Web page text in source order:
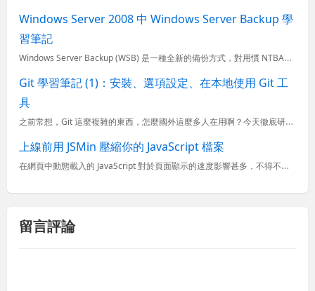
Windows Server 2008 中 Windows Server Backup 學
習筆記
Windows Server Backup (WSB) 是一種全新的備份方式，對用慣 NTBACKUP 的人來說，很難直接透過 MMC 操作介面就理解實際的運作方式，一定要認真看書或文章才能理解 Wi...
Git 學習筆記 (1)：安裝、選項設定、在本地使用 Git 工
具
之前常想，Git 這麼複雜的東西，怎麼國外這麼多人在用啊？今天徹底研究了一番之後發現，Git 真的比 SVN 強大太多，只是分散式版控機制確實跟自己以往熟悉的 SVN 或 TFS 差好多，用舊有的思維...
上線前用 JSMin 壓縮你的 JavaScript 檔案
在網頁中動態載入的 JavaScript 對於頁面顯示的速度影響甚多，不得不注意！ 尤其是很多人習慣把 JavaScript include 寫在 &lt;head&gt; 區塊中，這樣一來最大的問題...
留言評論